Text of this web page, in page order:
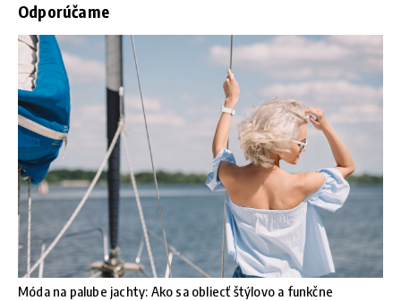
Odporúčame
Móda na palube jachty: Ako sa obliecť štýlovo a funkčne